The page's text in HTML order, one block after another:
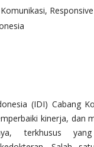
(IDI) Cabang
kinerja, dan
terkhusus